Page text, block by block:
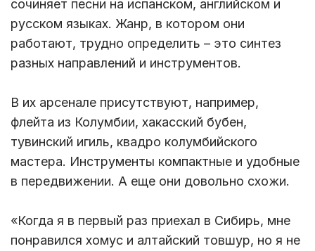
сочиняет песни на испанском, английском и
русском языках. Жанр, в котором они
работают, трудно определить – это синтез
разных направлений и инструментов.
В их арсенале присутствуют, например,
флейта из Колумбии, хакасский бубен,
тувинский игиль, квадро колумбийского
мастера. Инструменты компактные и удобные
в передвижении. А еще они довольно схожи.
«Когда я в первый раз приехал в Сибирь, мне
понравился хомус и алтайский товшур, но я не